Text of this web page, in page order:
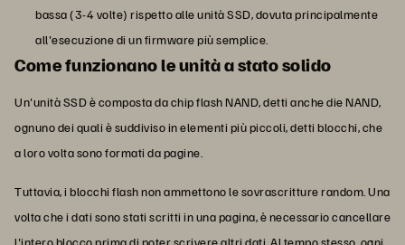
bassa (3-4 volte) rispetto alle unità SSD, dovuta principalmente
all'esecuzione di un firmware più semplice.
Come funzionano le unità a stato solido
Un'unità SSD è composta da chip flash NAND, detti anche die NAND,
ognuno dei quali è suddiviso in elementi più piccoli, detti blocchi, che
a loro volta sono formati da pagine.
Tuttavia, i blocchi flash non ammettono le sovrascritture random. Una
volta che i dati sono stati scritti in una pagina, è necessario cancellare
l'intero blocco prima di poter scrivere altri dati. Al tempo stesso, ogni